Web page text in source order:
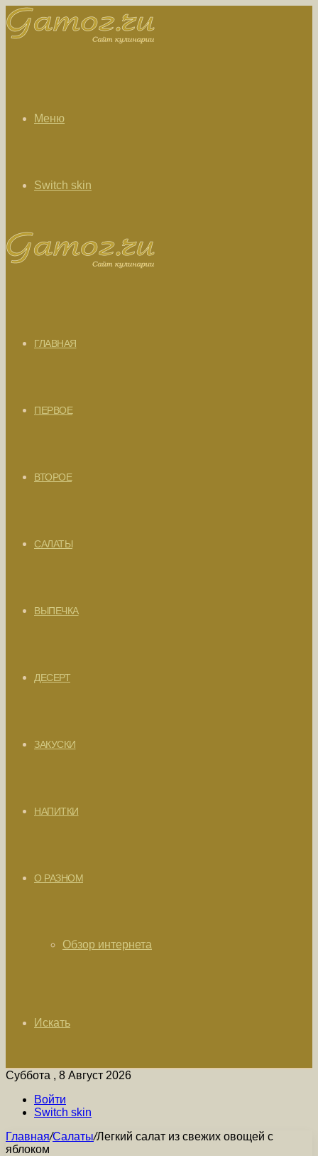
Меню
Switch skin
ГЛАВНАЯ
ПЕРВОЕ
ВТОРОЕ
САЛАТЫ
ВЫПЕЧКА
ДЕСЕРТ
ЗАКУСКИ
НАПИТКИ
О РАЗНОМ
Обзор интернета
Искать
Суббота , 8 Август 2026
Войти
Switch skin
Главная/Салаты/Легкий салат из свежих овощей с
яблоком